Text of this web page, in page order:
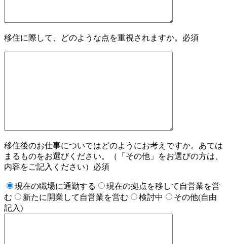
移住に際して、どのような点を重視されますか。 必須
移住後のお仕事についてはどのようにお考えですか。 あては
まるものをお選びください。（「その他」をお選びの方は、
内容をご記入ください） 必須
現在の職場に通勤する
現在の拠点を移して自営業を営
む
新たに開業して自営業を営む 検討中
その他(自由
記入)